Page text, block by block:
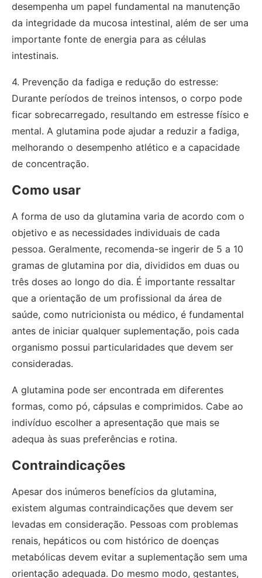
desempenha um papel fundamental na manutenção
da integridade da mucosa intestinal, além de ser uma
importante fonte de energia para as células
intestinais.
4. Prevenção da fadiga e redução do estresse:
Durante períodos de treinos intensos, o corpo pode
ficar sobrecarregado, resultando em estresse físico e
mental. A glutamina pode ajudar a reduzir a fadiga,
melhorando o desempenho atlético e a capacidade
de concentração.
Como usar
A forma de uso da glutamina varia de acordo com o
objetivo e as necessidades individuais de cada
pessoa. Geralmente, recomenda-se ingerir de 5 a 10
gramas de glutamina por dia, divididos em duas ou
três doses ao longo do dia. É importante ressaltar
que a orientação de um profissional da área de
saúde, como nutricionista ou médico, é fundamental
antes de iniciar qualquer suplementação, pois cada
organismo possui particularidades que devem ser
consideradas.
A glutamina pode ser encontrada em diferentes
formas, como pó, cápsulas e comprimidos. Cabe ao
indivíduo escolher a apresentação que mais se
adequa às suas preferências e rotina.
Contraindicações
Apesar dos inúmeros benefícios da glutamina,
existem algumas contraindicações que devem ser
levadas em consideração. Pessoas com problemas
renais, hepáticos ou com histórico de doenças
metabólicas devem evitar a suplementação sem uma
orientação adequada. Do mesmo modo, gestantes,